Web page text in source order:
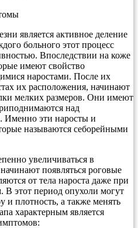
является активное деление
больного этот процесс
Впоследствии на коже
имеют свойство
наростами. После их
их расположения, начинают
мелких размеров. Они имеют
над
Именно эти наросты и
называются себорейными
увеличиваться в
появляться роговые
от тела нароста даже при
В этот период опухоли могут
и плотность, а также менять
характерным является